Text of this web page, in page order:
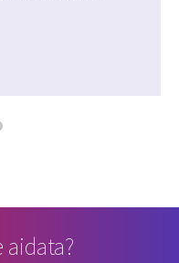
aidata?